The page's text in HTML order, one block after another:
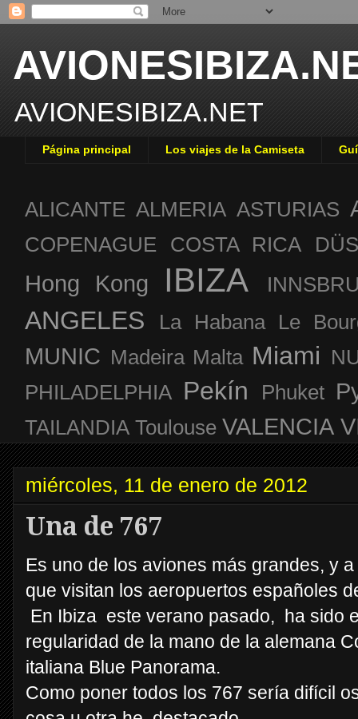
AVIONESIBIZA.NET
Página principal Los viajes de la Camiseta
ALICANTE ALMERIA ASTURIAS
COPENAGUE COSTA RICA
Hong Kong IBIZA
ANGELES La Habana Le
MUNIC Madeira Malta Miami
PHILADELPHIA Pekín Phuket
TAILANDIA Toulouse VALENCIA
miércoles, 11 de enero de 2012
Una de 767
Es uno de los aviones más grandes, y
que visitan los aeropuertos españoles
En Ibiza este verano pasado, ha sido
regularidad de la mano de la alemana
italiana Blue Panorama.
Como poner todos los 767 sería difícil